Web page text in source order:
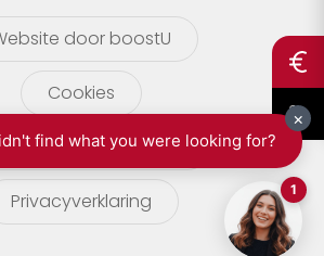
door boostU
Cookies
Privacyverklaring